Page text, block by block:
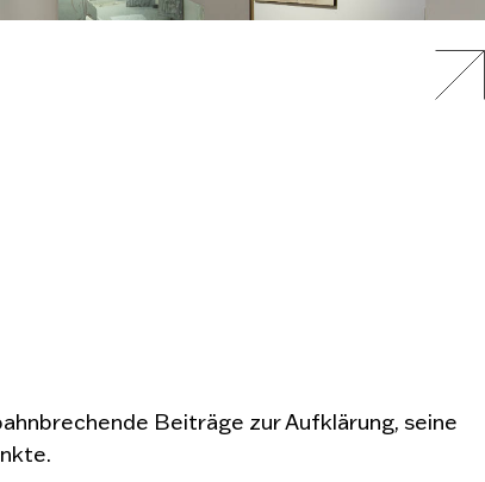
Beiträge zur Aufklärung, seine